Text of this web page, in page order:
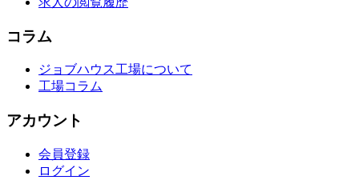
コラム
ジョブハウス工場について
工場コラム
アカウント
会員登録
ログイン